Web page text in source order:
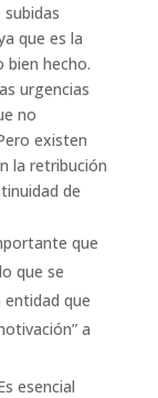
que es la
bien hecho.
urgencias
no
existen
la retribución
de
que
que se
que
a
esencial